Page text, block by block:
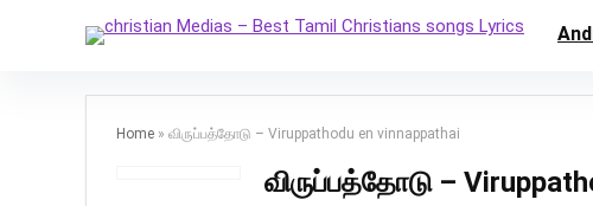
Home » விருப்பத்தோடு – Viruppathodu en vinnappathai
விருப்பத்தோடு –